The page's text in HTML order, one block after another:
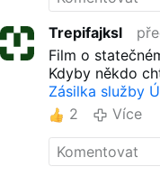
Trepifajksl
Film o
Kdyby někdo
Zásilka služby
2
Více